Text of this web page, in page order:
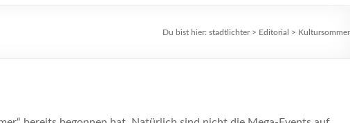
Du bist hier: stadtlichter> Editorial > Kultursommer